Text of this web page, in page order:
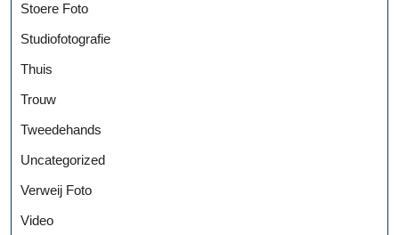
Stoere Foto
Studiofotografie
Thuis
Trouw
Tweedehands
Uncategorized
Verweij Foto
Video